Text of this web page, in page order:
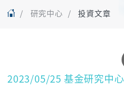
研究中心 投資文章
2023/05/25 基金研究中心